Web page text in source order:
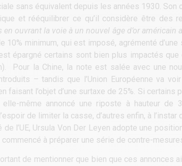
sans équivalent depuis les années 1930. Son
et rééquilibrer ce qu’il considère être des
ouvrant la voie à un nouvel âge d’or américain
10% minimum, qui est imposé, agrémenté
épargné certains sont bien plus impactés
Pour la Chine, la note est salée avec une
– tandis que l’Union Européenne va
faisant l’objet d’une surtaxe de 25%. Si
même annoncé une riposte à hauteur de
de limiter la casse, d’autres enfin, à
de l’UE, Ursula Von Der Leyen adopte une
commencé à préparer une série de contre-
de mentionner que bien que ces annonces